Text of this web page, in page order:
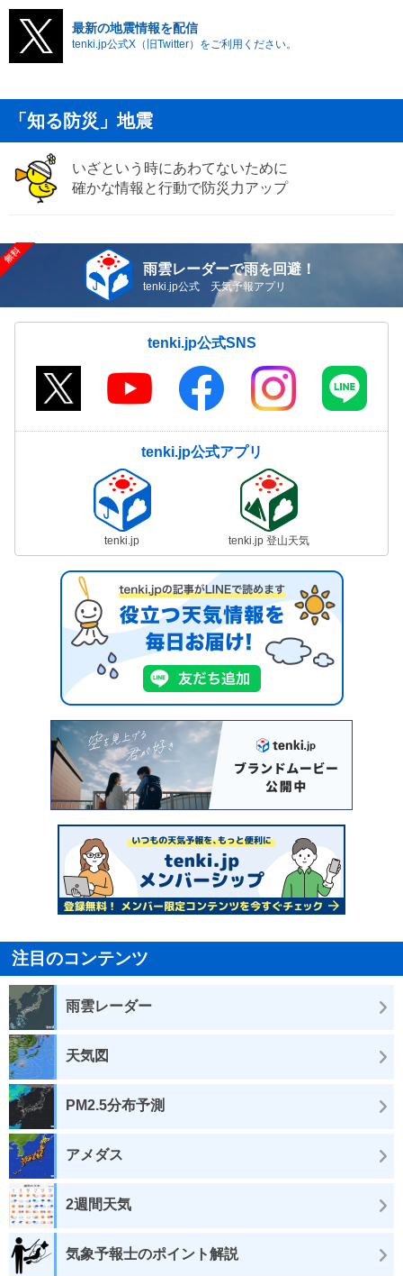
最新の地震情報を配信
tenki.jp公式X（旧Twitter）をご利用ください。
「知る防災」地震
いざという時にあわてないために
確かな情報と行動で防災力アップ
雨雲レーダーで雨を回避！
tenki.jp公式 天気予報アプリ
tenki.jp公式SNS
tenki.jp公式アプリ
tenki.jp tenki.jp 登山天気
注目のコンテンツ
雨雲レーダー
天気図
PM2.5分布予測
アメダス
2週間天気
気象予報士のポイント解説